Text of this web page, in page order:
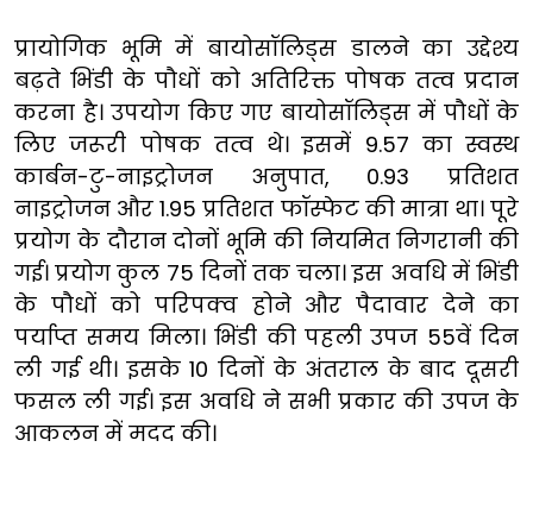
प्रायोगिक भूमि में बायोसॉलिड्स डालने का उद्देश्य
बढ़ते भिंडी के पौधों को अतिरिक्त पोषक तत्व प्रदान
करना है। उपयोग किए गए बायोसॉलिड्स में पौधों के
लिए जरूरी पोषक तत्व थे। इसमें 9.57 का स्वस्थ
कार्बन-टु-नाइट्रोजन अनुपात, 0.93 प्रतिशत
नाइट्रोजन और 1.95 प्रतिशत फॉस्फेट की मात्रा था। पूरे
प्रयोग के दौरान दोनों भूमि की नियमित निगरानी की
गई। प्रयोग कुल 75 दिनों तक चला। इस अवधि में भिंडी
के पौधों को परिपक्व होने और पैदावार देने का
पर्याप्त समय मिला। भिंडी की पहली उपज 55वें दिन
ली गई थी। इसके 10 दिनों के अंतराल के बाद दूसरी
फसल ली गई। इस अवधि ने सभी प्रकार की उपज के
आकलन में मदद की।